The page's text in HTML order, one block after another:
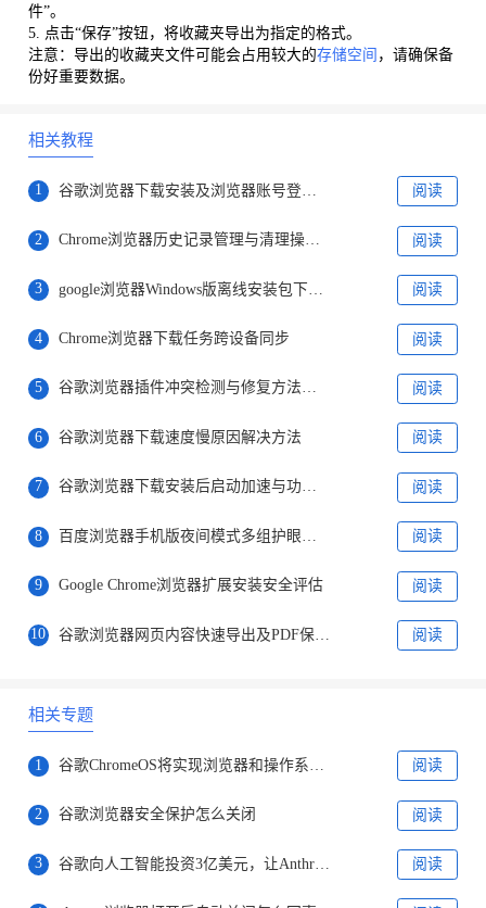
件”。
5. 点击“保存”按钮，将收藏夹导出为指定的格式。
注意：导出的收藏夹文件可能会占用较大的存储空间 ，请确保备
份好重要数据。
相关教程
1 谷歌浏览器下载安装及浏览器账号登录及密码管理详解 阅读
2 Chrome浏览器历史记录管理与清理操作技巧实操教程 阅读
3 阅读
4 Chrome浏览器下载任务跨设备同步 阅读
5 谷歌浏览器插件冲突检测与修复方法实用指南 阅读
6 谷歌浏览器下载速度慢原因解决方法 阅读
7 谷歌浏览器下载安装后启动加速与功能优化操作 阅读
8 阅读
9 Google Chrome浏览器扩展安装安全评估 阅读
10 谷歌浏览器网页内容快速导出及PDF保存操作方法 阅读
相关专题
1 阅读
2 谷歌浏览器安全保护怎么关闭 阅读
3 谷歌向人工智能投资3亿美元，让Anthropic继续提升实力 阅读